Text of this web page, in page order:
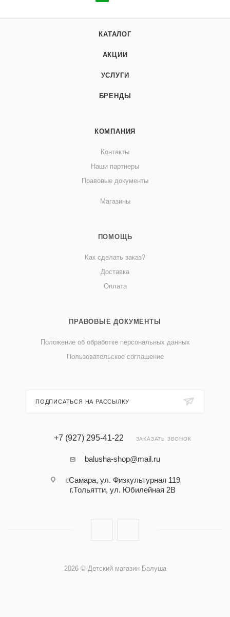
КАТАЛОГ
АКЦИИ
УСЛУГИ
БРЕНДЫ
КОМПАНИЯ
Контакты
Наши партнеры
Правовые документы
Магазины
ПОМОЩЬ
Как сделать заказ?
Доставка
Оплата
ПРАВОВЫЕ ДОКУМЕНТЫ
Положение об обработке персональных данных
Пользовательское соглашение
ПОДПИСАТЬСЯ НА РАССЫЛКУ
+7 (927) 295-41-22 ЗАКАЗАТЬ ЗВОНОК
balusha-shop@mail.ru
г.Самара, ул. Физкультурная 119
г.Тольятти, ул. Юбилейная 2В
2026 © Детский магазин Балуша